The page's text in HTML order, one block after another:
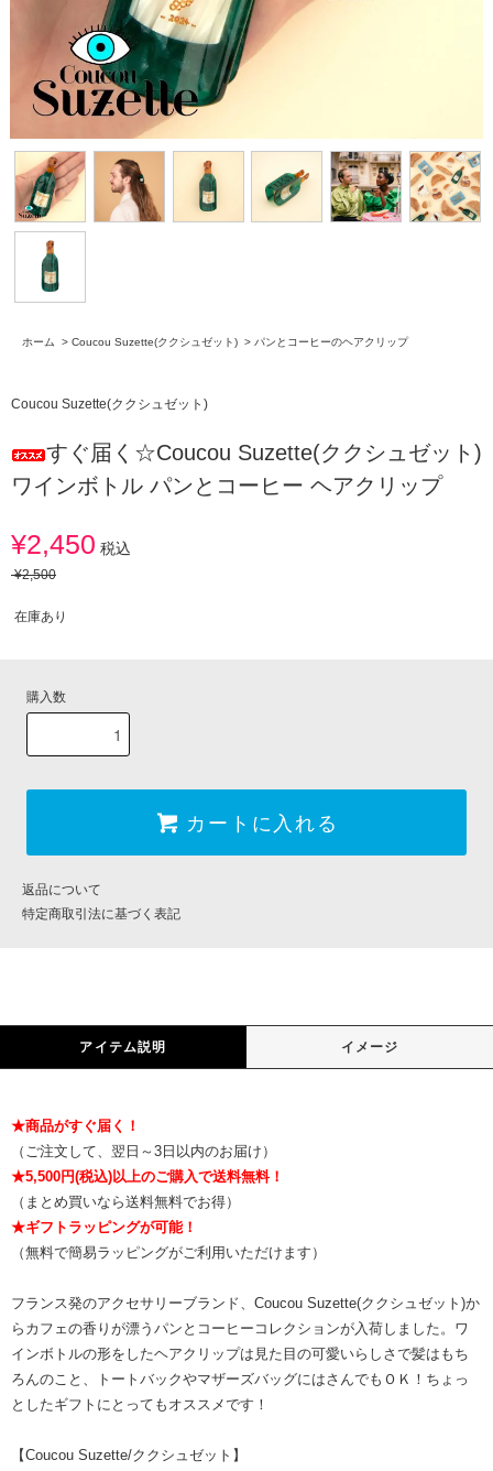
ホーム > Coucou Suzette(ククシュゼット) > パンとコーヒーのヘアクリップ
Coucou Suzette(ククシュゼット)
すぐ届く☆Coucou Suzette(ククシュゼット)
ワインボトル パンとコーヒー ヘアクリップ
¥2,450 税込
¥2,500
在庫あり
購入数
カートに入れる
返品について
特定商取引法に基づく表記
アイテム説明 イメージ
★商品がすぐ届く！
（ご注文して、翌日～3日以内のお届け）
★5,500円(税込)以上のご購入で送料無料！
（まとめ買いなら送料無料でお得）
★ギフトラッピングが可能！
（無料で簡易ラッピングがご利用いただけます）
フランス発のアクセサリーブランド、Coucou Suzette(ククシュゼット)か
らカフェの香りが漂うパンとコーヒーコレクションが入荷しました。ワ
インボトルの形をしたヘアクリップは見た目の可愛いらしさで髪はもち
ろんのこと、トートバックやマザーズバッグにはさんでもＯＫ！ちょっ
としたギフトにとってもオススメです！
【Coucou Suzette/ククシュゼット】